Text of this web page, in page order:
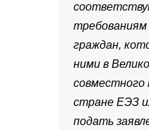
требованиям
граждан,
ними в
совместного
стране ЕЭЗ
подать